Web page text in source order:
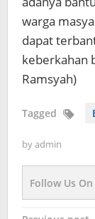
warga
dapat
keberkahan
Ramsyah)
Tagged
byadmin
Follow Us On